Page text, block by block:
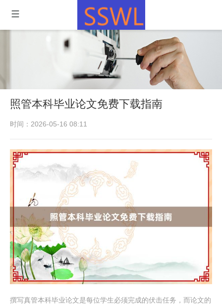
照管本科毕业论文免费下载指南
时间：2026-05-16 08:11
撰写真管本科毕业论文是每位学生必须完成的伏击任务，而论文的